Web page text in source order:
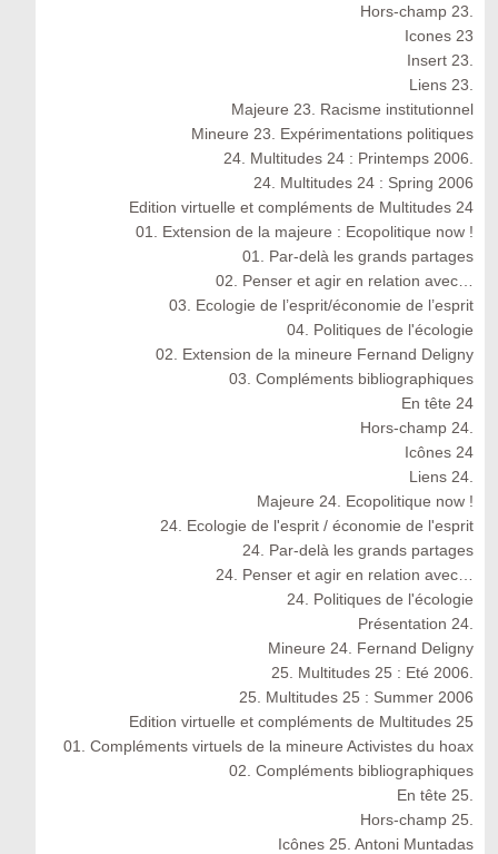
Hors-champ 23.
Icones 23
Insert 23.
Liens 23.
Majeure 23. Racisme institutionnel
Mineure 23. Expérimentations politiques
24. Multitudes 24 : Printemps 2006.
24. Multitudes 24 : Spring 2006
Edition virtuelle et compléments de Multitudes 24
01. Extension de la majeure : Ecopolitique now !
01. Par-delà les grands partages
02. Penser et agir en relation avec…
03. Ecologie de l’esprit/économie de l’esprit
04. Politiques de l'écologie
02. Extension de la mineure Fernand Deligny
03. Compléments bibliographiques
En tête 24
Hors-champ 24.
Icônes 24
Liens 24.
Majeure 24. Ecopolitique now !
24. Ecologie de l'esprit / économie de l'esprit
24. Par-delà les grands partages
24. Penser et agir en relation avec…
24. Politiques de l'écologie
Présentation 24.
Mineure 24. Fernand Deligny
25. Multitudes 25 : Eté 2006.
25. Multitudes 25 : Summer 2006
Edition virtuelle et compléments de Multitudes 25
01. Compléments virtuels de la mineure Activistes du hoax
02. Compléments bibliographiques
En tête 25.
Hors-champ 25.
Icônes 25. Antoni Muntadas